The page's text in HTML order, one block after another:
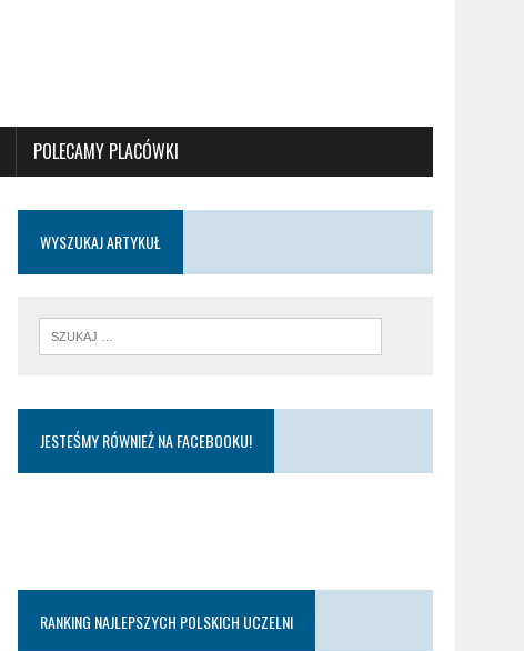
POLECAMY PLACÓWKI
WYSZUKAJ ARTYKUŁ
JESTEŚMY RÓWNIEŻ NA FACEBOOKU!
RANKING NAJLEPSZYCH POLSKICH UCZELNI